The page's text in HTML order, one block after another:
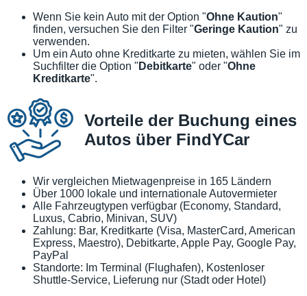
Wenn Sie kein Auto mit der Option "Ohne Kaution"
finden, versuchen Sie den Filter "Geringe Kaution" zu
verwenden.
Um ein Auto ohne Kreditkarte zu mieten, wählen Sie im
Suchfilter die Option " Debitkarte" oder "Ohne
Kreditkarte".
Vorteile der Buchung eines
Autos über FindYCar
Wir vergleichen Mietwagenpreise in 165 Ländern
Über 1000 lokale und internationale Autovermieter
Alle Fahrzeugtypen verfügbar (Economy, Standard,
Luxus, Cabrio, Minivan, SUV)
Zahlung: Bar, Kreditkarte (Visa, MasterCard, American
Express, Maestro), Debitkarte, Apple Pay, Google Pay,
PayPal
Standorte: Im Terminal (Flughafen), Kostenloser
Shuttle-Service, Lieferung nur (Stadt oder Hotel)